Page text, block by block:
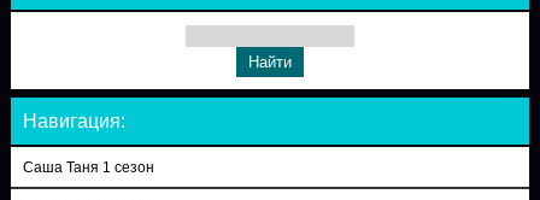
Навигация:
Саша Таня 1 сезон